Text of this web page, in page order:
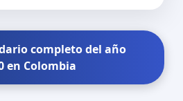
completo del año
en Colombia